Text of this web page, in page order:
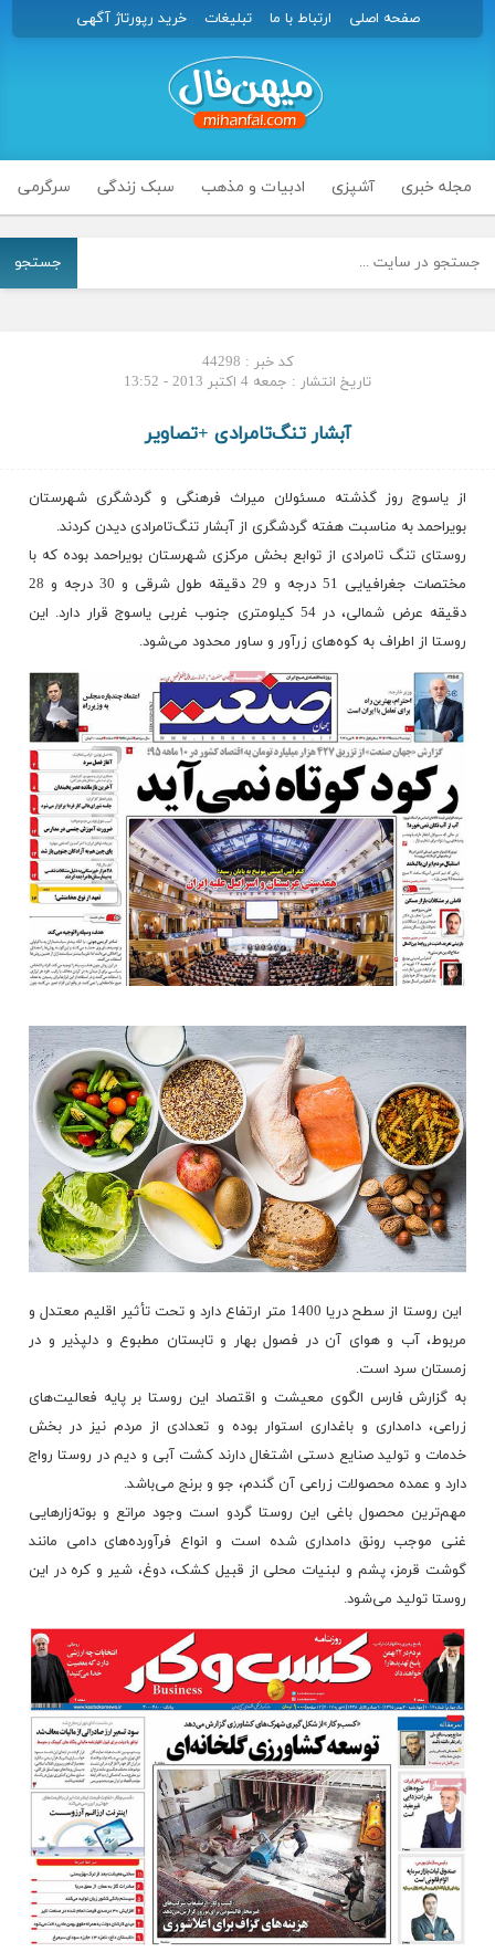
صفحه اصلی ارتباط با ما تبلیغات خرید رپورتاژ آگهی
مجله خبری آشپزی ادبیات و مذهب سبک زندگی سرگرمی
جستجو
کد خبر : 44298
تاریخ انتشار : جمعه 4 اکتبر 2013 - 13:52
آبشار تنگ‌تامرادی +تصاویر
از یاسوج روز گذشته مسئولان میراث فرهنگی و گردشگری شهرستان
بویراحمد به مناسبت هفته گردشگری از آبشار تنگ‌تامرادی دیدن کردند.
روستای تنگ تامرادی از توابع بخش مرکزی شهرستان بویراحمد بوده که با
مختصات جغرافیایی 51 درجه و 29 دقیقه طول شرقی و 30 درجه و 28
دقیقه عرض شمالی، در 54 کیلومتری جنوب غربی یاسوج قرار دارد. این
روستا از اطراف به کوه‌های زرآور و ساور محدود می‌شود.
این روستا از سطح دریا 1400 متر ارتفاع دارد و تحت تأثیر اقلیم معتدل و
مربوط، آب و هوای آن در فصول بهار و تابستان مطبوع و دلپذیر و در
زمستان سرد است.
به گزارش فارس الگوی معیشت و اقتصاد این روستا بر پایه فعالیت‌های
زراعی، دامداری و باغداری استوار بوده و تعدادی از مردم نیز در بخش
خدمات و تولید صنایع دستی اشتغال دارند کشت آبی و دیم در روستا رواج
دارد و عمده محصولات زراعی آن گندم، جو و برنج می‌باشد.
مهم‌ترین محصول باغی این روستا گردو است وجود مراتع و بوته‌زارهایی
غنی موجب رونق دامداری شده است و انواع فرآورده‌های دامی مانند
گوشت قرمز، پشم و لبنیات محلی از قبیل کشک، دوغ، شیر و کره در این
روستا تولید می‌شود.